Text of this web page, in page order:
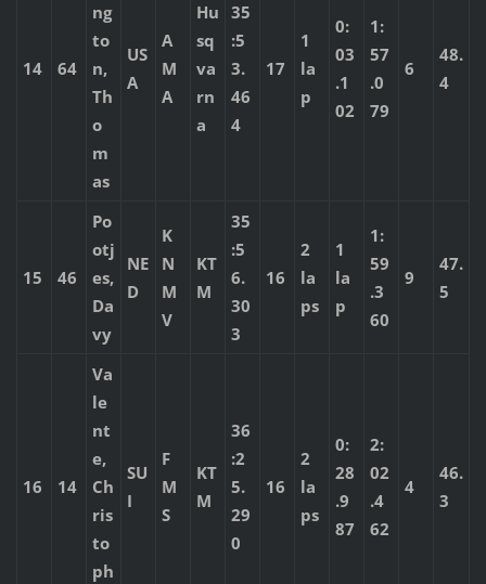
14 64
ng
to
n,
Th
o
m
as
US
A
A
M
A
Hu
sq
va
rn
a
35
:5
3.
46
4
17
1
la
p
0:
03
.1
02
1:
57
.0
79
6
48.
4
15 46
Po
otj
es,
Da
vy
NE
D
K
N
M
V
KT
M
35
:5
6.
30
3
16
2
la
ps
1
la
p
1:
59
.3
60
9
47.
5
16 14
Va
le
nt
e,
Ch
ris
to
ph
SU
I
F
M
S
KT
M
36
:2
5.
29
0
16
2
la
ps
0:
28
.9
87
2:
02
.4
62
4
46.
3